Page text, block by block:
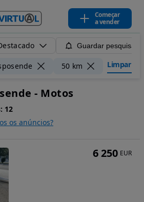
Começar
a vender
Guardar pesquisa
50 km Limpar
- Motos
12
os anúncios?
6 250 EUR